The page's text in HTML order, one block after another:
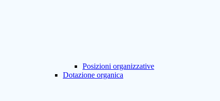
Posizioni organizzative
Dotazione organica